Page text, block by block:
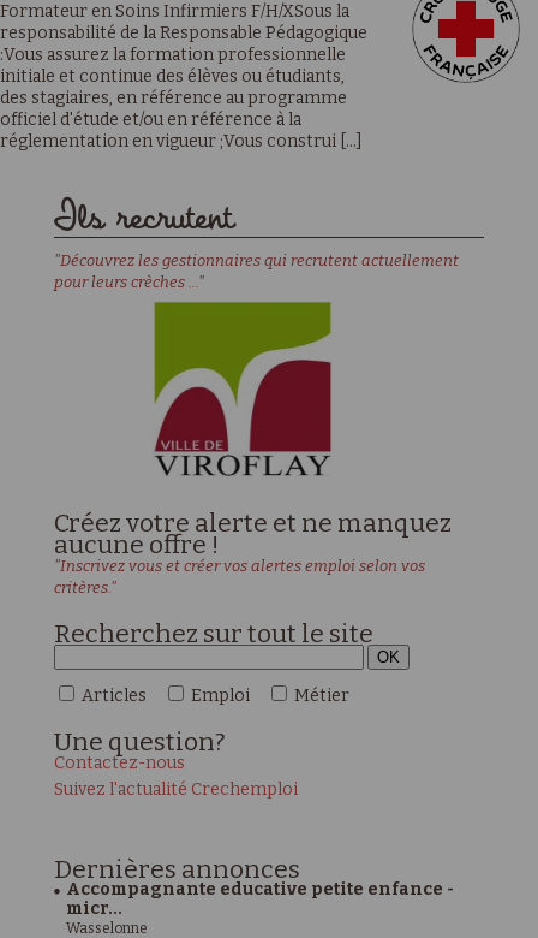
Formateur en Soins Infirmiers F/H/XSous la
responsabilité de la Responsable Pédagogique
:Vous assurez la formation professionnelle
initiale et continue des élèves ou étudiants,
des stagiaires, en référence au programme
officiel d'étude et/ou en référence à la
réglementation en vigueur ;Vous construi [...]
Ils recrutent
"Découvrez les gestionnaires qui recrutent actuellement
pour leurs crèches ..."
Créez votre alerte et ne manquez
aucune offre !
"Inscrivez vous et créer vos alertes emploi selon vos
critères."
Recherchez sur tout le site
Articles Emploi Métier
Une question?
Contactez-nous
Suivez l'actualité Crechemploi
Dernières annonces
Accompagnante educative petite enfance -
micr...
Wasselonne